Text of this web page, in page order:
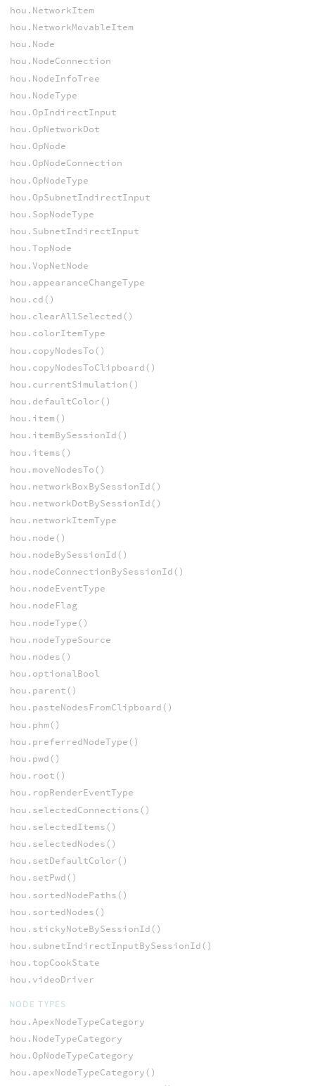
hou.NetworkItem
hou.NetworkMovableItem
hou.Node
hou.NodeConnection
hou.NodeInfoTree
hou.NodeType
hou.OpIndirectInput
hou.OpNetworkDot
hou.OpNode
hou.OpNodeConnection
hou.OpNodeType
hou.OpSubnetIndirectInput
hou.SopNodeType
hou.SubnetIndirectInput
hou.TopNode
hou.VopNetNode
hou.appearanceChangeType
hou.cd()
hou.clearAllSelected()
hou.colorItemType
hou.copyNodesTo()
hou.copyNodesToClipboard()
hou.currentSimulation()
hou.defaultColor()
hou.item()
hou.itemBySessionId()
hou.items()
hou.moveNodesTo()
hou.networkBoxBySessionId()
hou.networkDotBySessionId()
hou.networkItemType
hou.node()
hou.nodeBySessionId()
hou.nodeConnectionBySessionId()
hou.nodeEventType
hou.nodeFlag
hou.nodeType()
hou.nodeTypeSource
hou.nodes()
hou.optionalBool
hou.parent()
hou.pasteNodesFromClipboard()
hou.phm()
hou.preferredNodeType()
hou.pwd()
hou.root()
hou.ropRenderEventType
hou.selectedConnections()
hou.selectedItems()
hou.selectedNodes()
hou.setDefaultColor()
hou.setPwd()
hou.sortedNodePaths()
hou.sortedNodes()
hou.stickyNoteBySessionId()
hou.subnetIndirectInputBySessionId()
hou.topCookState
hou.videoDriver
NODE TYPES
hou.ApexNodeTypeCategory
hou.NodeTypeCategory
hou.OpNodeTypeCategory
hou.apexNodeTypeCategory()